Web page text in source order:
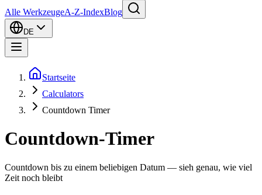
Alle WerkzeugeA-Z-IndexBlog
DE
Startseite
Calculators
Countdown Timer
Countdown-Timer
Countdown bis zu einem beliebigen Datum — sieh genau, wie viel
Zeit noch bleibt